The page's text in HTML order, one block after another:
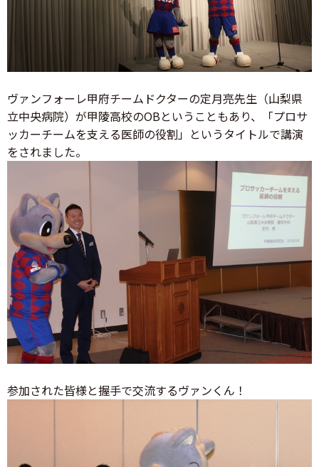
ヴァンフォーレ甲府チームドクターの定月亮先生（山梨県
立中央病院）が甲陵高校のOBということもあり、「プロサ
ッカーチームを支える医師の役割」というタイトルで講演
をされました。
参加された皆様と握手で交流するヴァンくん！